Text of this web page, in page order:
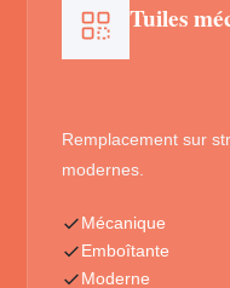
Tuiles
Remplacement sur
modernes.
Mécanique
Emboîtante
Moderne